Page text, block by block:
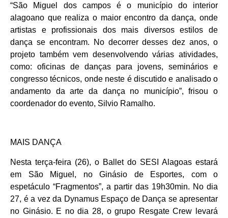
“São Miguel dos campos é o município do interior
alagoano que realiza o maior encontro da dança, onde
artistas e profissionais dos mais diversos estilos de
dança se encontram. No decorrer desses dez anos, o
projeto também vem desenvolvendo várias atividades,
como: oficinas de danças para jovens, seminários e
congresso técnicos, onde neste é discutido e analisado o
andamento da arte da dança no município”, frisou o
coordenador do evento, Silvio Ramalho.
MAIS DANÇA
Nesta terça-feira (26), o Ballet do SESI Alagoas estará
em São Miguel, no Ginásio de Esportes, com o
espetáculo “Fragmentos”, a partir das 19h30min. No dia
27, é a vez da Dynamus Espaço de Dança se apresentar
no Ginásio. E no dia 28, o grupo Resgate Crew levará